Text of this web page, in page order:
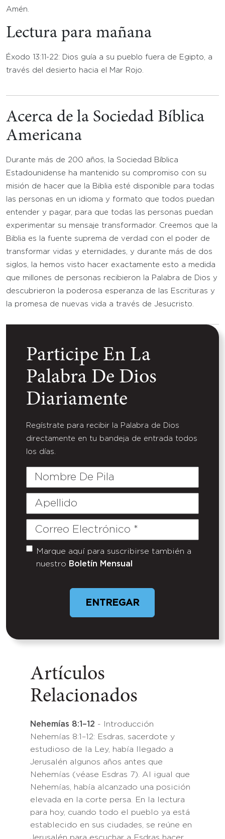
Amén.
Lectura para mañana
Éxodo 13:11-22: Dios guía a su pueblo fuera de Egipto, a
través del desierto hacia el Mar Rojo.
Acerca de la Sociedad Bíblica
Americana
Durante más de 200 años, la Sociedad Bíblica
Estadounidense ha mantenido su compromiso con su
misión de hacer que la Biblia esté disponible para todas
las personas en un idioma y formato que todos puedan
entender y pagar, para que todas las personas puedan
experimentar su mensaje transformador. Creemos que la
Biblia es la fuente suprema de verdad con el poder de
transformar vidas y eternidades, y durante más de dos
siglos, la hemos visto hacer exactamente esto a medida
que millones de personas recibieron la Palabra de Dios y
descubrieron la poderosa esperanza de las Escrituras y
la promesa de nuevas vida a través de Jesucristo.
Participe En La
Palabra De Dios
Diariamente
Regístrate para recibir la Palabra de Dios
directamente en tu bandeja de entrada todos
los días.
Nombre
Pila
Apellido
Correo
Untitled
Marque aquí para suscribirse también a
nuestro Boletín Mensual
Artículos
Relacionados
Nehemías 8:1–12 - Introducción
Nehemías 8:1–12: Esdras, sacerdote y
estudioso de la Ley, había llegado a
Jerusalén algunos años antes que
Nehemías (véase Esdras 7). Al igual que
Nehemías, había alcanzado una posición
elevada en la corte persa. En la lectura
para hoy, cuando todo el pueblo ya está
establecido en sus ciudades, se reúne en